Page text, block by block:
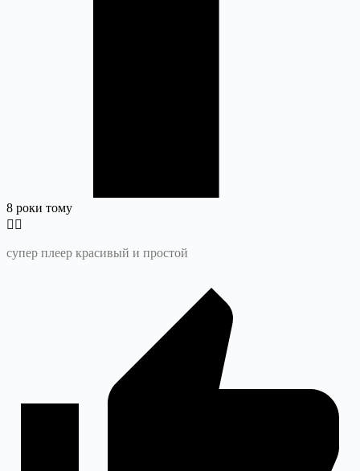
8 роки тому
супер плеер красивый и простой